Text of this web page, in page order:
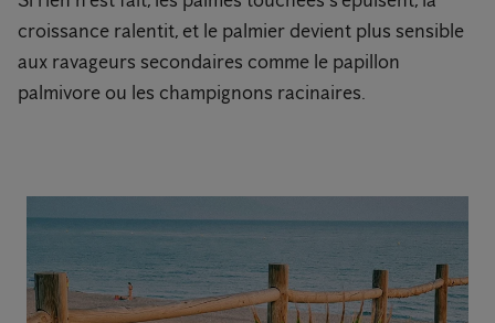
croissance ralentit, et le palmier devient plus sensible
aux ravageurs secondaires comme le papillon
palmivore ou les champignons racinaires.